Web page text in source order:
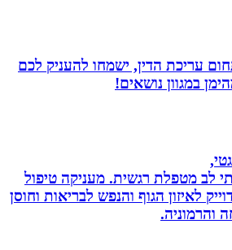
עריכת הדין, ישמחו להעניק לכם
במגוון נושאים!
לב מטפלת רגשית. מעניקה טיפול
לאיזון הגוף והנפש לבריאות וחוסן